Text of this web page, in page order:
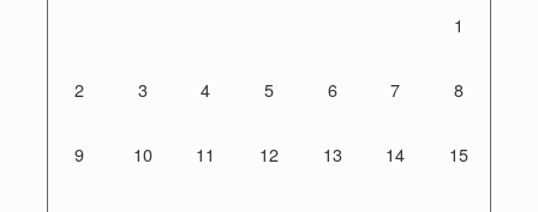
1
2 3 4 5 6 7 8
9 10 11 12 13 14 15